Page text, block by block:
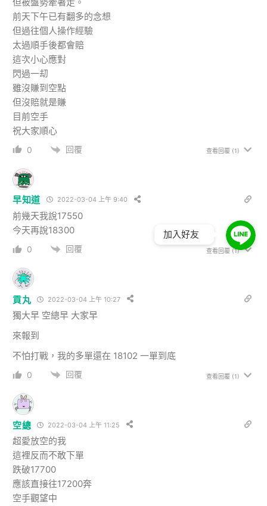
前天下午已有翻多的念想
但過往個人操作經驗
太過順手後都會賠
這次小心應對
閃過一刧
雖沒賺到空點
但沒賠就是賺
目前空手
祝大家順心
0 回覆 查看回覆 (1)
早知道 2022-03-04 上午 9:40
前幾天我說17550
今天再說18300
0 回覆 查看回覆 (1)
貢丸 2022-03-04 上午 10:27
獨大早 空總早 大家早
來報到
不怕打戰，我的多單還在 18102 一單到底
0 回覆 查看回覆 (1)
空總 2022-03-04 上午 11:25
超愛放空的我
這裡反而不敢下單
跌破17700
應該直接往17200奔
空手觀望中
加入好友